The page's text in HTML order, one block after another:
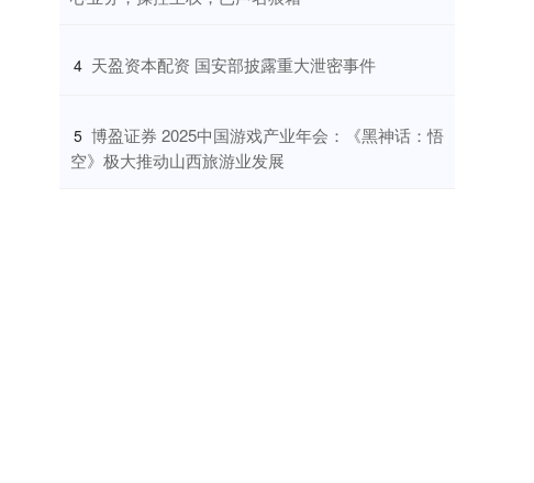
4 ​天盈资本配资 国安部披露重大泄密事件
5 ​博盈证券 2025中国游戏产业年会：《黑神话：悟
空》极大推动山西旅游业发展